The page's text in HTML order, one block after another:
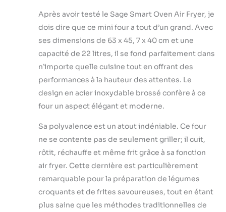
Des algorithmes
intelligents assurent
des environnements
La détection et le
contrôle numérique
de la température PID
éliminent les points
froids, garantissant
une cuisson précise et
homogène Cuisson
fonctions de cuisson,
dont Toast, Crumpet,
Grill, Bake, Roast,
Warm, Pizza, Airfry,
Reheat et Slow Cook,
il couvre un large
éventail de besoins
Après avoir testé le Sage Smart Oven Air Fryer, je
dois dire que ce mini four a tout d’un grand. Avec
ses dimensions de 63 x 45, 7 x 40 cm et une
capacité de 22 litres, il se fond parfaitement dans
n’importe quelle cuisine tout en offrant des
performances à la hauteur des attentes. Le
design en acier inoxydable brossé confère à ce
four un aspect élégant et moderne.
Sa polyvalence est un atout indéniable. Ce four
ne se contente pas de seulement griller; il cuit,
rôtit, réchauffe et même frit grâce à sa fonction
air fryer. Cette dernière est particulièrement
remarquable pour la préparation de légumes
croquants et de frites savoureuses, tout en étant
plus saine que les méthodes traditionnelles de